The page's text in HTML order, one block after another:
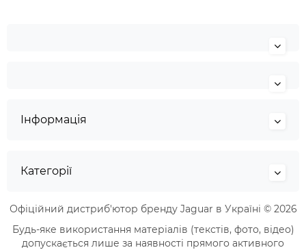
Інформація
Категорії
Офіційний дистриб'ютор бренду Jaguar в Україні © 2026
Будь-яке використання матеріалів (текстів, фото, відео)
допускається лише за наявності прямого активного